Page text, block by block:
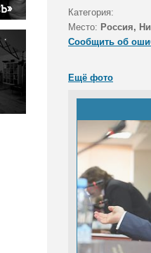
Категория:
Место: Россия,
Сообщить об
Ещё фото